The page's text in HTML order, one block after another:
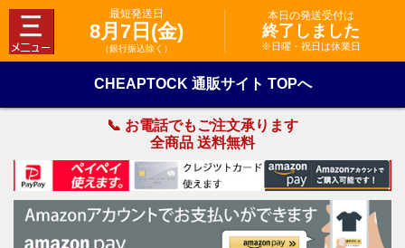
最短発送日
8月7日(金)
（銀行振込除く）
本日の発送受付は
終了しました
※日曜・祝日は休業日
CHEAPTOCK 通販サイト TOPへ
📞 お電話でもご注文承ります
全商品 送料無料